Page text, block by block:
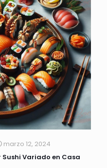
marzo 12, 2024
Variado en Casa